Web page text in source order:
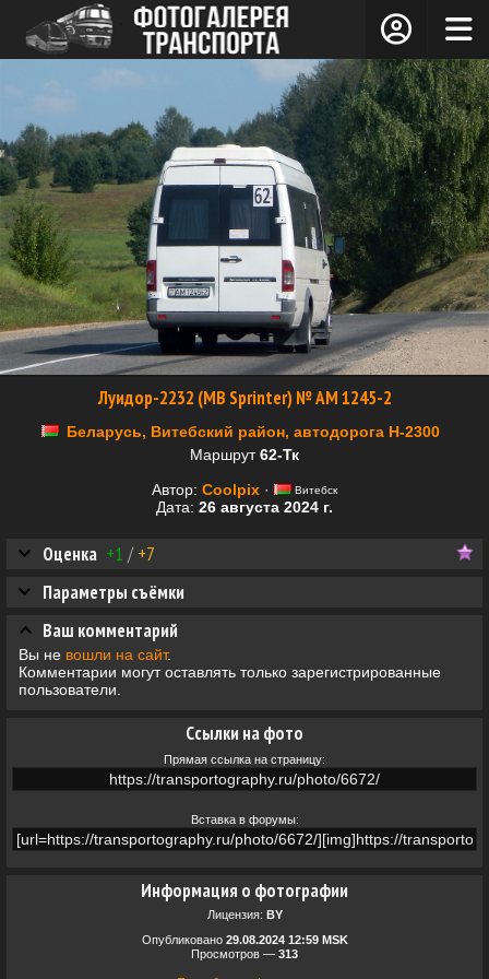
Луидор-2232 (MB Sprinter) № AM 1245-2
Беларусь, Витебский район, автодорога Н-2300
Маршрут62-Тк
Автор: Coolpix · Витебск
Дата: 26 августа 2024 г.
Информация о фотографии
Лицензия: BY
Опубликовано 29.08.2024 12:59 MSK
Просмотров — 313
Оценка +1 /+7
Ссылки на фото
Прямая ссылка на страницу:
Вставка в форумы:
Параметры съёмки
Ваш комментарий
Вы не вошли на сайт.
Комментарии могут оставлять только зарегистрированные
пользователи.